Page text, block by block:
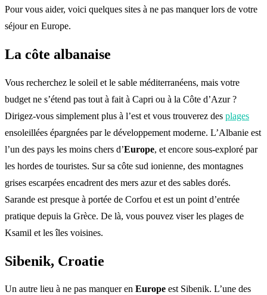
Pour vous aider, voici quelques sites à ne pas manquer lors de votre
séjour en Europe.
La côte albanaise
Vous recherchez le soleil et le sable méditerranéens, mais votre
budget ne s’étend pas tout à fait à Capri ou à la Côte d’Azur ?
Dirigez-vous simplement plus à l’est et vous trouverez des plages
ensoleillées épargnées par le développement moderne. L’Albanie est
l’un des pays les moins chers d’Europe, et encore sous-exploré par
les hordes de touristes. Sur sa côte sud ionienne, des montagnes
grises escarpées encadrent des mers azur et des sables dorés.
Sarande est presque à portée de Corfou et est un point d’entrée
pratique depuis la Grèce. De là, vous pouvez viser les plages de
Ksamil et les îles voisines.
Sibenik, Croatie
Un autre lieu à ne pas manquer en Europe est Sibenik. L’une des